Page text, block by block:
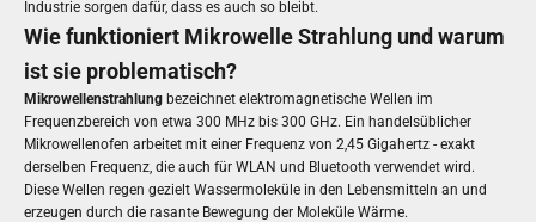
Industrie sorgen dafür, dass es auch so bleibt.
Wie funktioniert Mikrowelle Strahlung und warum
ist sie problematisch?
Mikrowellenstrahlung bezeichnet elektromagnetische Wellen im
Frequenzbereich von etwa 300 MHz bis 300 GHz. Ein handelsüblicher
Mikrowellenofen arbeitet mit einer Frequenz von 2,45 Gigahertz - exakt
derselben Frequenz, die auch für WLAN und Bluetooth verwendet wird.
Diese Wellen regen gezielt Wassermoleküle in den Lebensmitteln an und
erzeugen durch die rasante Bewegung der Moleküle Wärme.